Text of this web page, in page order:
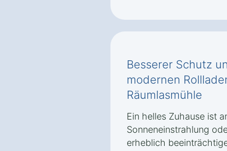
Besserer Schutz
modernen
Räumlasmühle
Ein helles Zuhause ist
Sonneneinstrahlung
erheblich